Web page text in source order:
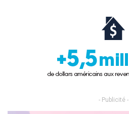
- Publicité -